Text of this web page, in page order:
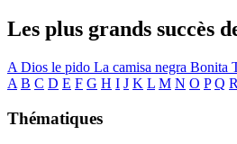
Les plus grands succès
A Dios le pido La camisa negra Bonita
A B C D E F G H I J K L M N O P Q R
Thématiques